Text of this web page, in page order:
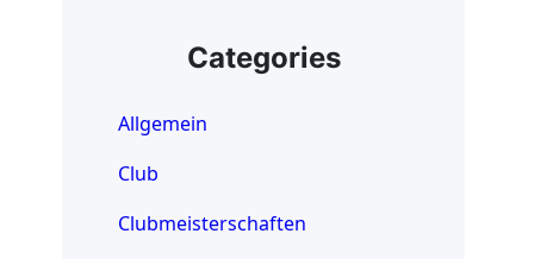
Categories
Allgemein
Club
Clubmeisterschaften